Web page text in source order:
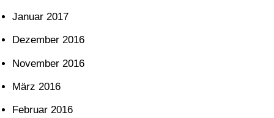
Januar 2017
Dezember 2016
November 2016
März 2016
Februar 2016